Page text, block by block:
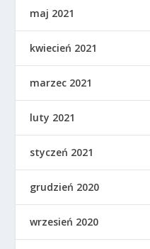
maj 2021
kwiecień 2021
marzec 2021
luty 2021
styczeń 2021
grudzień 2020
wrzesień 2020